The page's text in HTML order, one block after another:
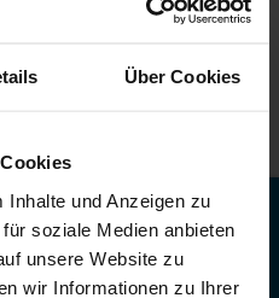
Über Cookies
und Anzeigen zu
soziale Medien anbieten
unsere Website zu
wir Informationen zu Ihrer
unseren internetbasierten
Angebote per E-Mail
€ Bordguthaben.